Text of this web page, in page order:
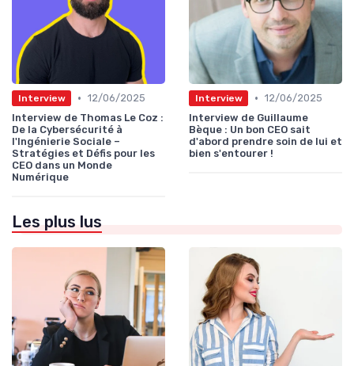
Interview • 12/06/2025
Interview de Thomas Le Coz :
De la Cybersécurité à
l'Ingénierie Sociale –
Stratégies et Défis pour les
CEO dans un Monde
Numérique
Interview • 12/06/2025
Interview de Guillaume
Bèque : Un bon CEO sait
d'abord prendre soin de lui et
bien s'entourer !
Les plus lus